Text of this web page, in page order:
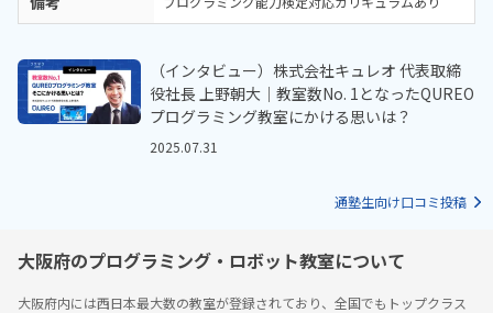
（インタビュー）株式会社キュレオ 代表取締
役社長 上野朝大｜教室数No. 1となったQUREO
プログラミング教室にかける思いは？
2025.07.31
通塾生向け口コミ投稿
大阪府のプログラミング・ロボット教室について
大阪府内には西日本最大数の教室が登録されており、全国でもトップクラス